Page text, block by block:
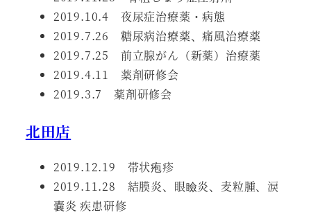
2019.10.4 夜尿症治療薬・病態
2019.7.26 糖尿病治療薬、痛風治療薬
2019.7.25 前立腺がん（新薬）治療薬
2019.4.11 薬剤研修会
2019.3.7 薬剤研修会
北田店
2019.12.19 帯状疱疹
2019.11.28 結膜炎、眼瞼炎、麦粒腫、涙
嚢炎 疾患研修